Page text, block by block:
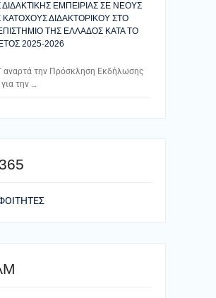
ΕΜΠΕΙΡΙΑΣ ΣΕ ΝΕΟΥΣ
ΔΙΔΑΚΤΟΡΙΚΟΥ ΣΤΟ
ΤΗΣ ΕΛΛΑΔΟΣ ΚΑΤΑ ΤΟ
2025-2026
την Πρόσκληση Εκδήλωσης
την …